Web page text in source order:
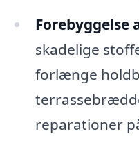
Forebyggelse
skadelige
forlænge
reparationer